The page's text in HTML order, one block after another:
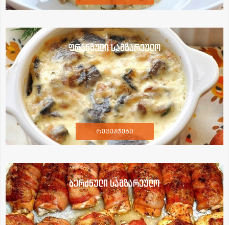
ფრანგული სამზარეულო
რეცეპტები
ბერძნული სამზარეულო